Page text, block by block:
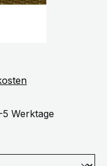
Werktage